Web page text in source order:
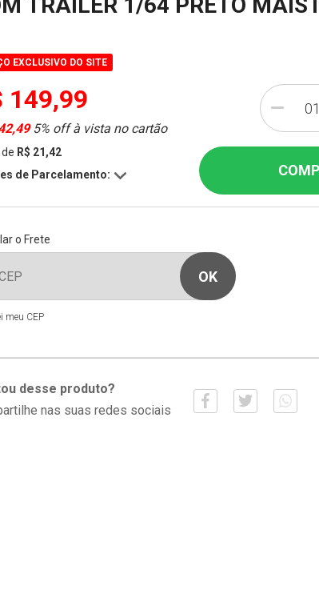
EXCLUSIVO DO SITE
149,99
5% off à vista no cartão
de R$ 21,42
de Parcelamento:
-
o Frete
meu CEP
desse produto?
nas suas redes sociais